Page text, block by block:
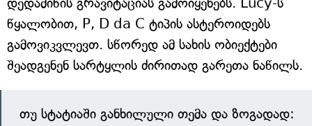
დედამიწის გრავიტაციას გამოიყენებს. Lucy-ს
წყალობით, P, D da C ტიპის ასტეროიდებს
გამოვიკვლევთ. სწორედ ამ სახის ობიექტები
შეადგენენ სარტყლის ძირითად გარეთა ნაწილს.
თუ სტატიაში განხილული თემა და ზოგადად: